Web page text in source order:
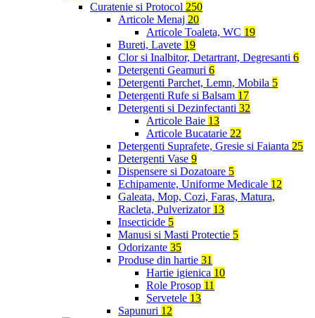
Curatenie si Protocol 250
Articole Menaj 20
Articole Toaleta, WC 19
Bureti, Lavete 19
Clor si Inalbitor, Detartrant, Degresanti 6
Detergenti Geamuri 6
Detergenti Parchet, Lemn, Mobila 5
Detergenti Rufe si Balsam 17
Detergenti si Dezinfectanti 32
Articole Baie 13
Articole Bucatarie 22
Detergenti Suprafete, Gresie si Faianta 25
Detergenti Vase 9
Dispensere si Dozatoare 5
Echipamente, Uniforme Medicale 12
Galeata, Mop, Cozi, Faras, Matura,
Racleta, Pulverizator 13
Insecticide 5
Manusi si Masti Protectie 5
Odorizante 35
Produse din hartie 31
Hartie igienica 10
Role Prosop 11
Servetele 13
Sapunuri 12